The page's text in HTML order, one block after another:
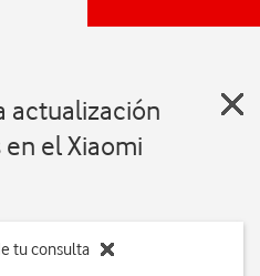
actualización
el Xiaomi
tu consulta